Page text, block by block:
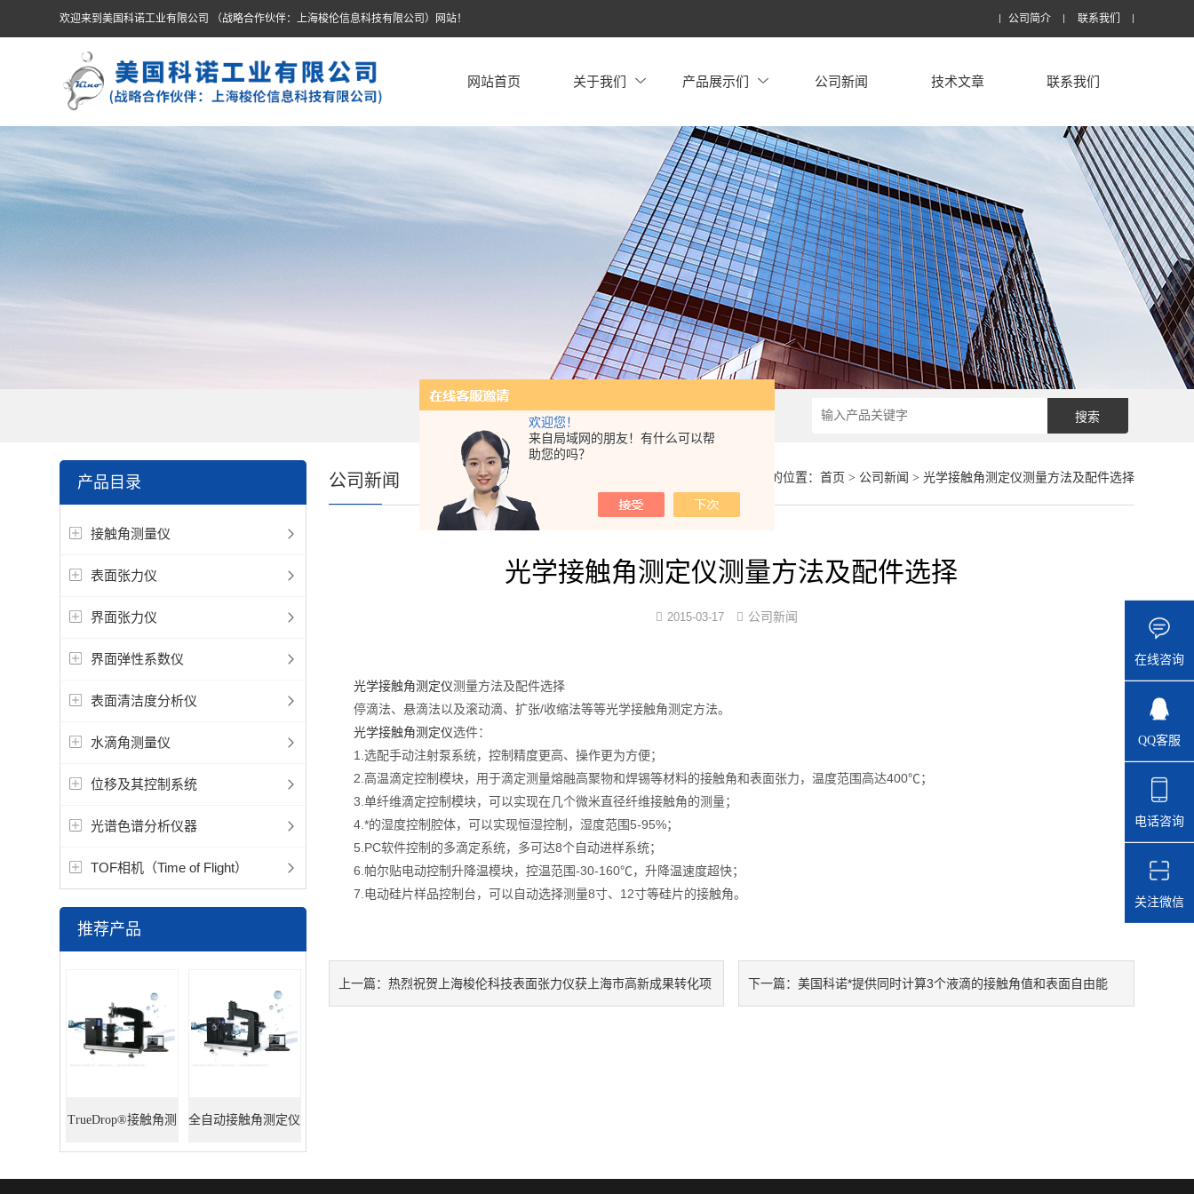
欢迎您！
来自局域网的朋友！有什么可以帮
助您的吗？
欢迎来到美国科诺工业有限公司 （战略合作伙伴：上海梭伦信息科技有限公司）网站！ 公司简介 联系我们
网站首页 关于我们 产品展示们 公司新闻 技术文章 联系我们
产品目录
接触角测量仪
表面张力仪
界面张力仪
界面弹性系数仪
表面清洁度分析仪
水滴角测量仪
位移及其控制系统
光谱色谱分析仪器
TOF相机（Time of Flight）
推荐产品
TrueDrop®接触角测 全自动接触角测定仪
你的位置： 首页 > 公司新闻 > 光学接触角测定仪测量方法及配件选择
公司新闻
光学接触角测定仪测量方法及配件选择
2015-03-17 公司新闻
光学接触角测定仪测量方法及配件选择
停滴法、悬滴法以及滚动滴、扩张/收缩法等等光学接触角测定方法。
光学接触角测定仪选件：
1.选配手动注射泵系统，控制精度更高、操作更为方便；
2.高温滴定控制模块，用于滴定测量熔融高聚物和焊锡等材料的接触角和表面张力，温度范围高达400℃；
3.单纤维滴定控制模块，可以实现在几个微米直径纤维接触角的测量；
4.*的湿度控制腔体，可以实现恒湿控制，湿度范围5-95%；
5.PC软件控制的多滴定系统，多可达8个自动进样系统；
6.帕尔贴电动控制升降温模块，控温范围-30-160℃，升降温速度超快；
7.电动硅片样品控制台，可以自动选择测量8寸、12寸等硅片的接触角。
上一篇： 热烈祝贺上海梭伦科技表面张力仪获上海市高新成果转化项 下一篇：美国科诺*提供同时计算3个液滴的接触角值和表面自由能
在线咨询
QQ客服
电话咨询
关注微信